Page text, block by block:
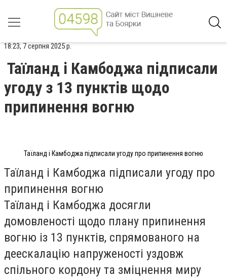
18:23, 7 серпня 2025 р.
Таїланд і Камбоджа підписали
угоду з 13 пунктів щодо
припинення вогню
Таїланд і Камбоджа підписали угоду про припинення вогню
Таїланд і Камбоджа підписали угоду про
припинення вогню
Таїланд і Камбоджа досягли
домовленості щодо плану припинення
вогню із 13 пунктів, спрямованого на
деескалацію напруженості уздовж
спільного кордону та зміцнення миру